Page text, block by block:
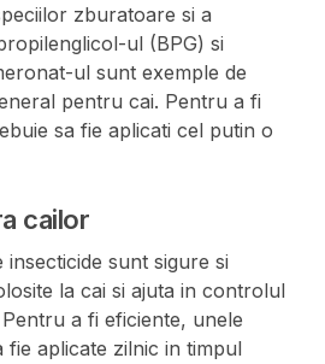
zburatoare si a
ul (BPG) si
ul sunt exemple de
pentru cai. Pentru a fi
sa fie aplicati cel putin o
cailor
sunt sigure si
la cai si ajuta in controlul
a fi eficiente, unele
fie aplicate zilnic in timpul